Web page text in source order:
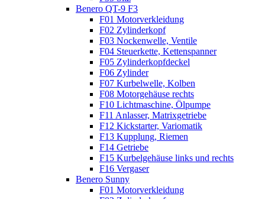
Benero QT-9 F3
F01 Motorverkleidung
F02 Zylinderkopf
F03 Nockenwelle, Ventile
F04 Steuerkette, Kettenspanner
F05 Zylinderkopfdeckel
F06 Zylinder
F07 Kurbelwelle, Kolben
F08 Motorgehäuse rechts
F10 Lichtmaschine, Ölpumpe
F11 Anlasser, Matrixgetriebe
F12 Kickstarter, Variomatik
F13 Kupplung, Riemen
F14 Getriebe
F15 Kurbelgehäuse links und rechts
F16 Vergaser
Benero Sunny
F01 Motorverkleidung